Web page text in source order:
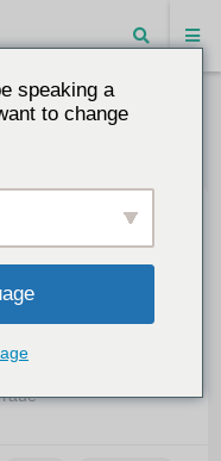
von Modellen
Dual-SIM-, Mini-Typ-,
speaking a
to change